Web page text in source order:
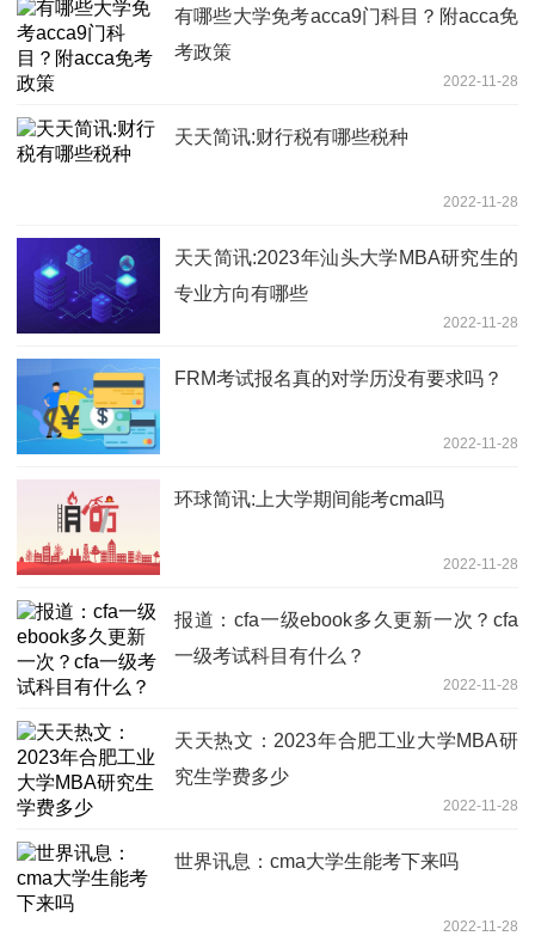
有哪些大学免考acca9门科目？附acca免
考政策
2022-11-28
天天简讯:财行税有哪些税种
2022-11-28
天天简讯:2023年汕头大学MBA研究生的
专业方向有哪些
2022-11-28
FRM考试报名真的对学历没有要求吗？
2022-11-28
环球简讯:上大学期间能考cma吗
2022-11-28
报道：cfa一级ebook多久更新一次？cfa
一级考试科目有什么？
2022-11-28
天天热文：2023年合肥工业大学MBA研
究生学费多少
2022-11-28
世界讯息：cma大学生能考下来吗
2022-11-28